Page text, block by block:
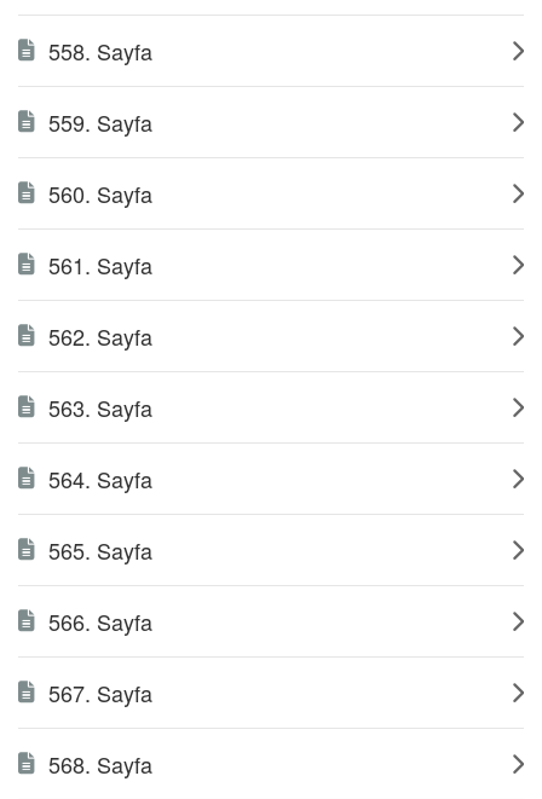
558. Sayfa
559. Sayfa
560. Sayfa
561. Sayfa
562. Sayfa
563. Sayfa
564. Sayfa
565. Sayfa
566. Sayfa
567. Sayfa
568. Sayfa